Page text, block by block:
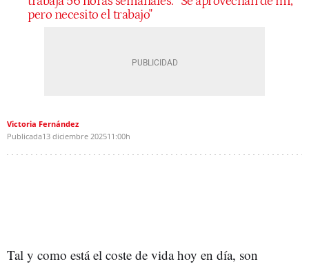
pero necesito el trabajo"
Victoria Fernández
Publicada13 diciembre 202511:00h
Tal y como está el coste de vida hoy en día, son